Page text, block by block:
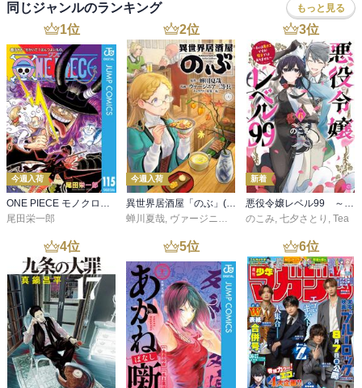
同じジャンルのランキング もっと見る
1位
今週入荷
ONE PIECE モノクロ版 115
尾田栄一郎
2位
今週入荷
異世界居酒屋「のぶ」(22)
蝉川夏哉, ヴァージニア二等兵 ,転
3位
新着
悪役令嬢レベル99 ～私は裏ボスですが魔王ではありません～ その６
のこみ, 七夕さとり , Tea
4位 5位 6位